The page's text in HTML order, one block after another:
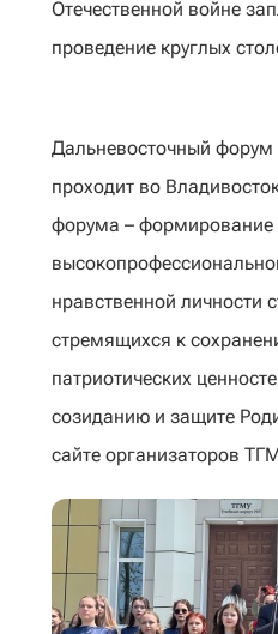
Отечественной войне
проведение круглых
Дальневосточный форум
проходит во
форума – формирование
нравственной личности
стремящихся к
патриотических
созиданию и защите
сайте организаторов